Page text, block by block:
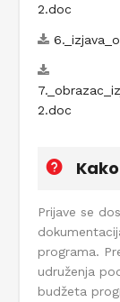
2.doc
2.doc
Prijave se
programa.
udruženja
budžeta